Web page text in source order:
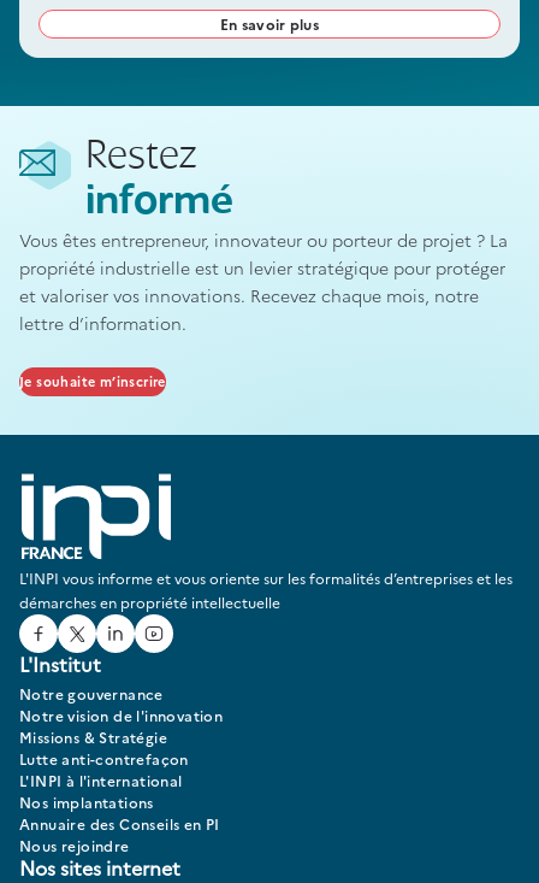
votre dépôt. Prenez le temps d’identifier clairement vos besoins
En savoir plus
Restez
informé
Vous êtes entrepreneur, innovateur ou porteur de projet ? La
propriété industrielle est un levier stratégique pour protéger
et valoriser vos innovations. Recevez chaque mois, notre
lettre d’information.
Je souhaite m’inscrire
L'INPI vous informe et vous oriente sur les formalités d’entreprises et les
démarches en propriété intellectuelle
Facebook
TwitterLinked In
Youtube
L'Institut
Notre gouvernance
Notre vision de l'innovation
Missions & Stratégie
Lutte anti-contrefaçon
L'INPI à l'international
Nos implantations
Annuaire des Conseils en PI
Nous rejoindre
Nos sites internet